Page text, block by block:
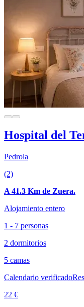
Hospital del
Pedrola
(2)
A 41.3 Km de Zuera.
Alojamiento entero
1 - 7 personas
2 dormitorios
5 camas
Calendario verificado
22 €